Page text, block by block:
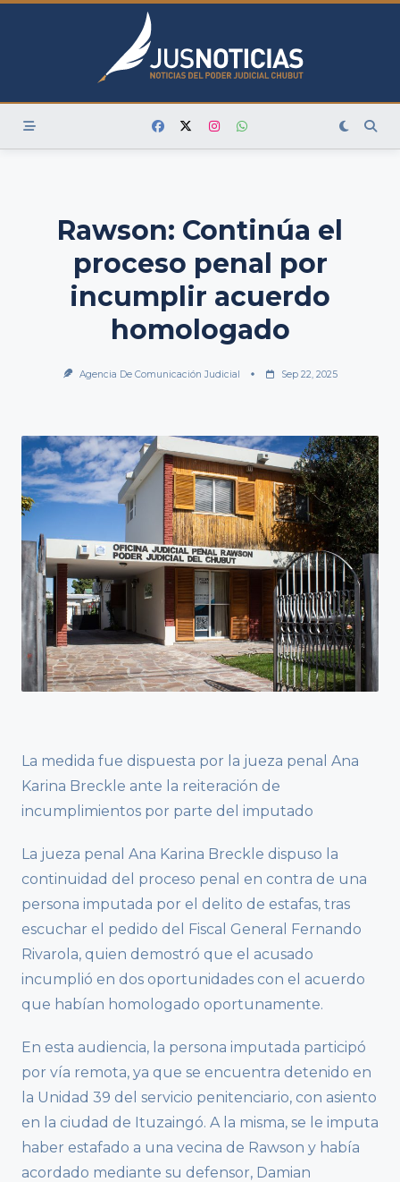
Skip
Rawson: Continúa el
proceso penal por
incumplir acuerdo
homologado
Agencia De Comunicación Judicial Sep 22, 2025
La medida fue dispuesta por la jueza penal Ana
Karina Breckle ante la reiteración de
incumplimientos por parte del imputado
La jueza penal Ana Karina Breckle dispuso la
continuidad del proceso penal en contra de una
persona imputada por el delito de estafas, tras
escuchar el pedido del Fiscal General Fernando
Rivarola, quien demostró que el acusado
incumplió en dos oportunidades con el acuerdo
que habían homologado oportunamente.
En esta audiencia, la persona imputada participó
por vía remota, ya que se encuentra detenido en
la Unidad 39 del servicio penitenciario, con asiento
en la ciudad de Ituzaingó. A la misma, se le imputa
haber estafado a una vecina de Rawson y había
acordado mediante su defensor, Damian